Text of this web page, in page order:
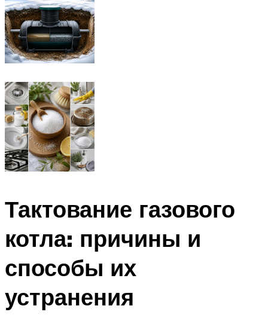
Тактование газового
котла: причины и
способы их
устранения